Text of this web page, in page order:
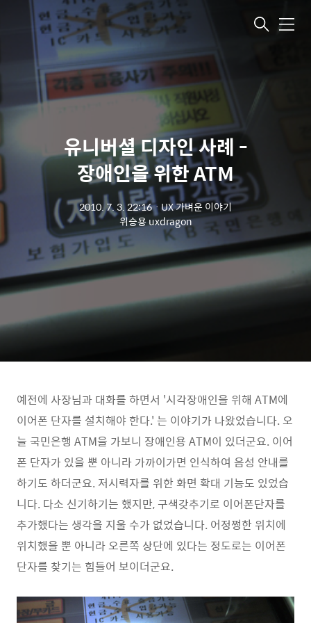
메뉴
유니버셜 디자인 사례 -
장애인을 위한 ATM
2010. 7. 3. 22:16ㆍUX 가벼운 이야기
위승용 uxdragon
예전에 사장님과 대화를 하면서 '시각장애인을 위해 ATM에
이어폰 단자를 설치해야 한다.' 는 이야기가 나왔었습니다. 오
늘 국민은행 ATM을 가보니 장애인용 ATM이 있더군요. 이어
폰 단자가 있을 뿐 아니라 가까이가면 인식하여 음성 안내를
하기도 하더군요. 저시력자를 위한 화면 확대 기능도 있었습
니다. 다소 신기하기는 했지만, 구색갖추기로 이어폰단자를
추가했다는 생각을 지울 수가 없었습니다. 어정쩡한 위치에
위치했을 뿐 아니라 오른쪽 상단에 있다는 정도로는 이어폰
단자를 찾기는 힘들어 보이더군요.